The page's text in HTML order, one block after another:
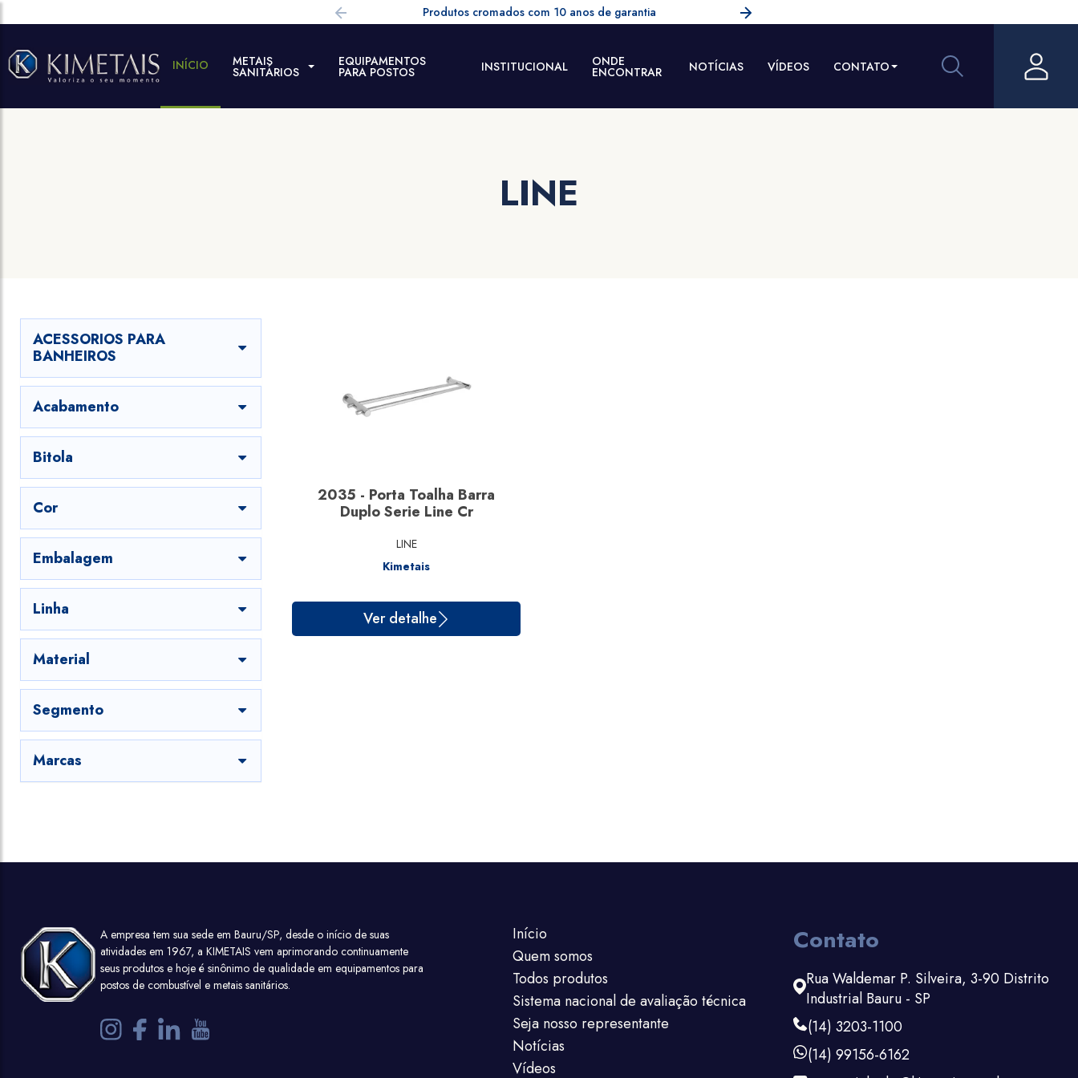
Kimetais - Valoriza o seu momento
INÍCIO METAIS
SANITÁRIOS
EQUIPAMENTOS
PARA POSTOS INSTITUCIONAL ONDE
ENCONTRAR NOTÍCIAS VÍDEOS CONTATO
LINE
ACESSORIOS PARA
BANHEIROS
Acabamento
Bitola
Cor
Embalagem
Linha
Material
Segmento
Marcas
2035 - Porta Toalha Barra
Duplo Serie Line Cr
LINE
Kimetais
Ver detalhe
A empresa tem sua sede em Bauru/SP, desde o início de suas
atividades em 1967, a KIMETAIS vem aprimorando continuamente
seus produtos e hoje é sinônimo de qualidade em equipamentos para
postos de combustível e metais sanitários.
Início
Quem somos
Todos produtos
Sistema nacional de avaliação técnica
Seja nosso representante
Notícias
Vídeos
Contato
Rua Waldemar P. Silveira, 3-90 Distrito
Industrial Bauru - SP
(14) 3203-1100
(14) 99156-6162